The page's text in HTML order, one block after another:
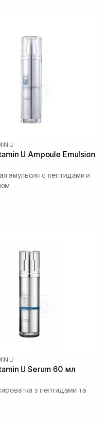
U
U Ampoule Emulsion
эмульсия с пептидами и
U
U Serum 60 мл
з пептидами та